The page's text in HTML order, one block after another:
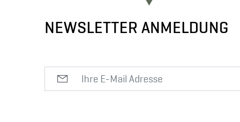
NEWSLETTER ANMELDUNG